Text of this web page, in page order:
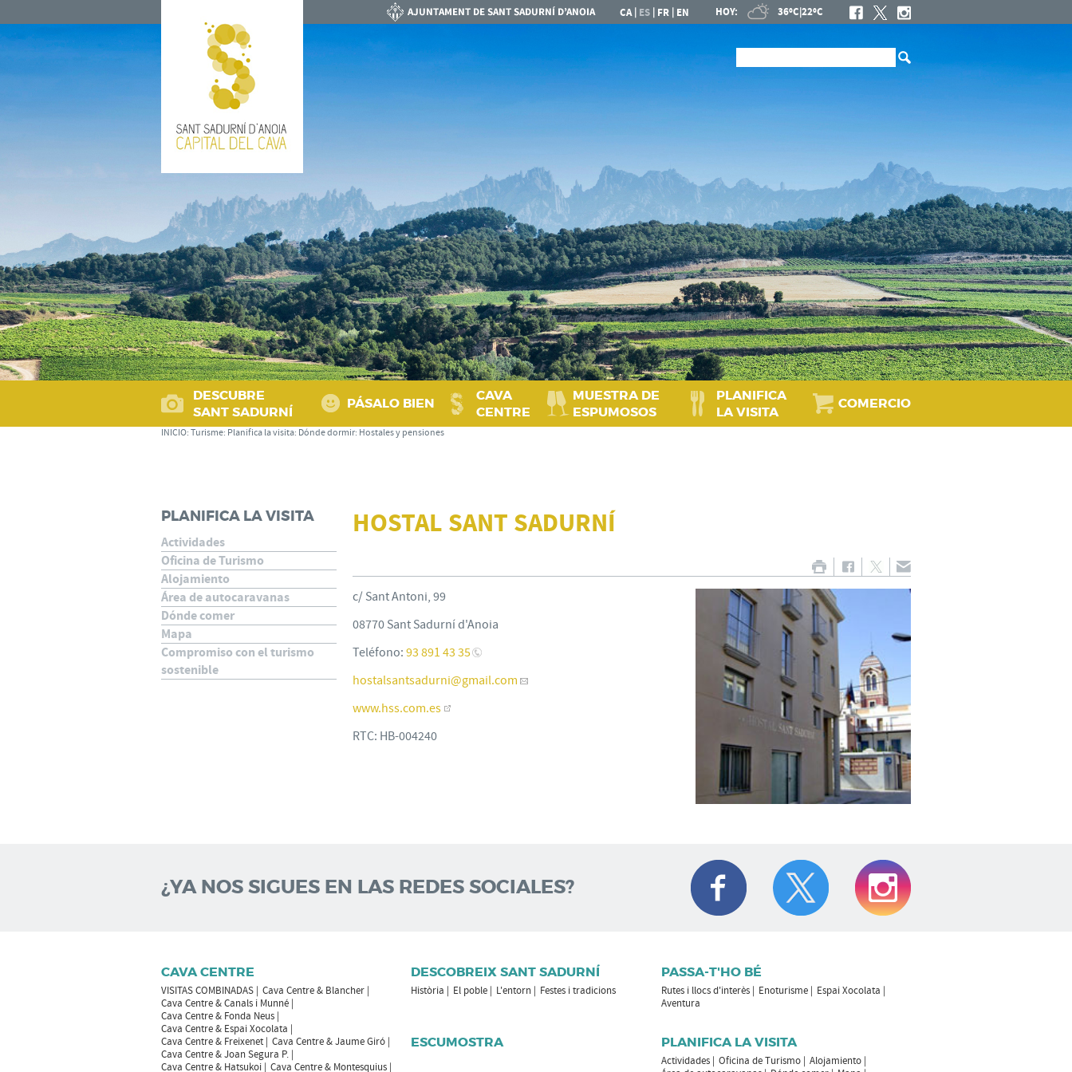
CA| ES | FR | EN HOY: 36ºC|22ºC
DESCUBRE
SANT SADURNÍ
PÁSALO BIEN
CAVA
CENTRE
MUESTRA DE
ESPUMOSOS
PLANIFICA
LA VISITA
COMERCIO
INICIO: Turisme: Planifica la visita: Dónde dormir: Hostales y pensiones
PLANIFICA LA VISITA
Actividades
Oficina de Turismo
Alojamiento
Área de autocaravanas
Dónde comer
Mapa
Compromiso con el turismo
sostenible
HOSTAL SANT SADURNÍ
c/ Sant Antoni, 99
08770 Sant Sadurní d'Anoia
Teléfono: 93 891 43 35
hostalsantsadurni@gmail.com
www.hss.com.es
RTC: HB-004240
¿YA NOS SIGUES EN LAS REDES SOCIALES?
CAVA CENTRE
VISITAS COMBINADAS
Cava Centre & Blancher
Cava Centre & Canals i Munné
Cava Centre & Fonda Neus
Cava Centre & Espai Xocolata
Cava Centre & Freixenet
Cava Centre & Jaume Giró
Cava Centre & Joan Segura P.
Cava Centre & Hatsukoi
Cava Centre & Montesquius
DESCOBREIX SANT SADURNÍ
Història El poble L'entorn Festes i tradicions
PASSA-T'HO BÉ
Rutes i llocs d'interès Enoturisme
Espai Xocolata
Aventura
ESCUMOSTRA PLANIFICA LA VISITA
Actividades Oficina de Turismo
Alojamiento